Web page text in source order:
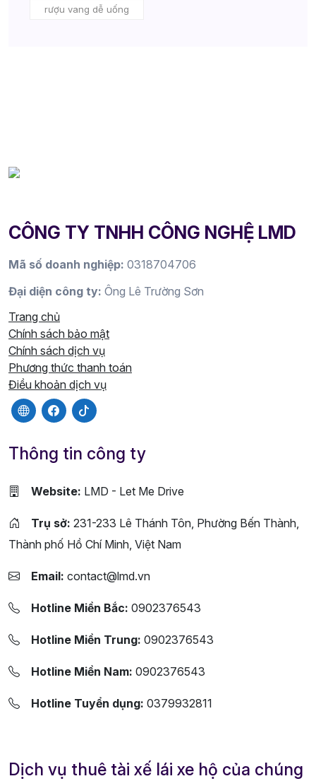
rượu vang dễ uống
CÔNG TY TNHH CÔNG NGHỆ LMD
Mã số doanh nghiệp: 0318704706
Đại diện công ty: Ông Lê Trường Sơn
Trang chủ
Chính sách bảo mật
Chính sách dịch vụ
Phương thức thanh toán
Điều khoản dịch vụ
Thông tin công ty
Website: LMD - Let Me Drive
Trụ sở: 231-233 Lê Thánh Tôn, Phường Bến Thành,
Thành phố Hồ Chí Minh, Việt Nam
Email: contact@lmd.vn
Hotline Miền Bắc: 0902376543
Hotline Miền Trung: 0902376543
Hotline Miền Nam: 0902376543
Hotline Tuyển dụng: 0379932811
Dịch vụ thuê tài xế lái xe hộ của chúng